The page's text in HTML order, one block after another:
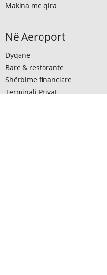
Makina me qira
Në Aeroport
Dyqane
Bare & restorante
Shërbime financiare
Terminali Privat